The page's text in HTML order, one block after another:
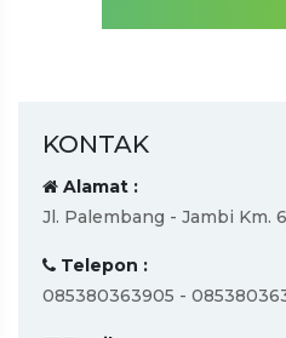
KONTAK
Alamat :
Jl. Palembang - Jambi Km.
Telepon :
085380363905 -